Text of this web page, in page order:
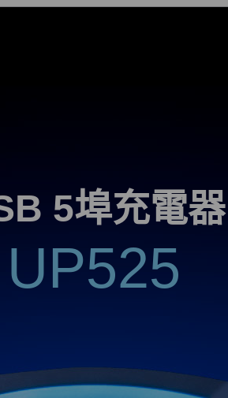
5埠充電器
UP525